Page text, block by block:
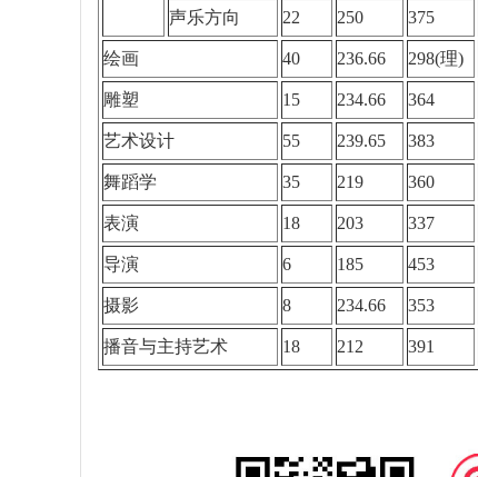
声乐方向 22 250 375
绘画 40 236.66 298(理)
雕塑 15 234.66 364
艺术设计 55 239.65 383
舞蹈学 35 219 360
表演 18 203 337
导演 6 185 453
摄影 8 234.66 353
播音与主持艺术 18 212 391